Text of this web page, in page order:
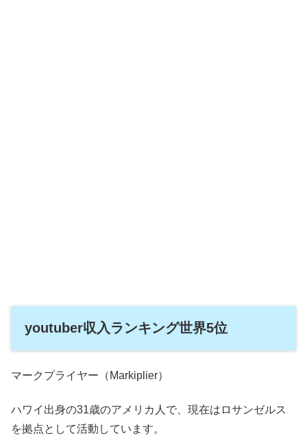
youtuber収入ランキング世界5位
マークプライヤー（Markiplier）
ハワイ出身の31歳のアメリカ人で、現在はロサンゼルス
を拠点として活動しています。